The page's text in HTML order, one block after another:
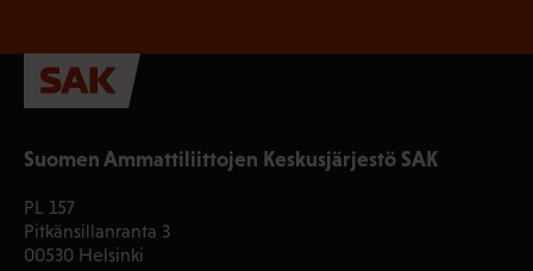
Suomen Ammattiliittojen Keskusjärjestö SAK
PL 157
Pitkänsillanranta 3
00530 Helsinki